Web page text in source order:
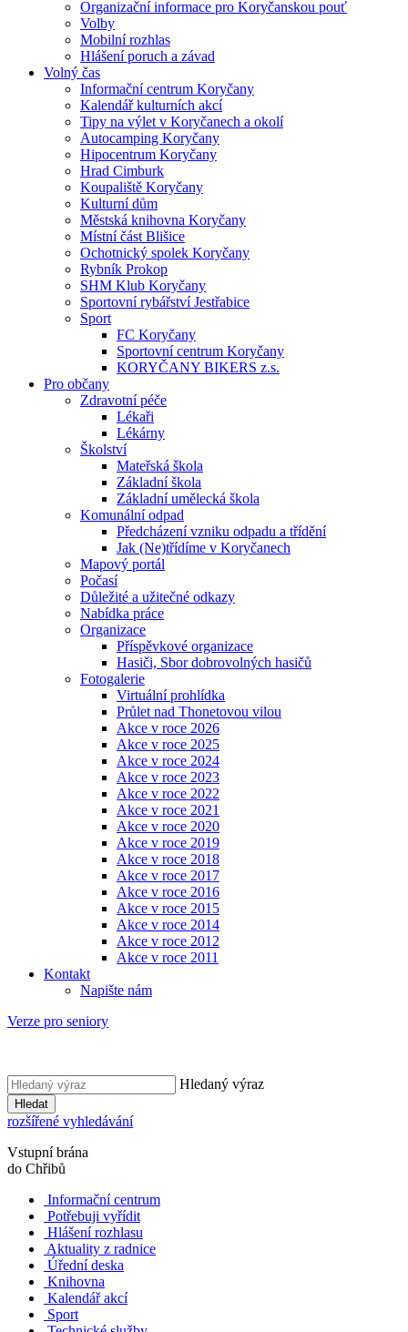
Organizační informace pro Koryčanskou pouť
Volby
Mobilní rozhlas
Hlášení poruch a závad
Volný čas
Informační centrum Koryčany
Kalendář kulturních akcí
Tipy na výlet v Koryčanech a okolí
Autocamping Koryčany
Hipocentrum Koryčany
Hrad Cimburk
Koupaliště Koryčany
Kulturní dům
Městská knihovna Koryčany
Místní část Blišice
Ochotnický spolek Koryčany
Rybník Prokop
SHM Klub Koryčany
Sportovní rybářství Jestřabice
Sport
FC Koryčany
Sportovní centrum Koryčany
KORYČANY BIKERS z.s.
Pro občany
Zdravotní péče
Lékaři
Lékárny
Školství
Mateřská škola
Základní škola
Základní umělecká škola
Komunální odpad
Předcházení vzniku odpadu a třídění
Jak (Ne)třídíme v Koryčanech
Mapový portál
Počasí
Důležité a užitečné odkazy
Nabídka práce
Organizace
Příspěvkové organizace
Hasiči, Sbor dobrovolných hasičů
Fotogalerie
Virtuální prohlídka
Průlet nad Thonetovou vilou
Akce v roce 2026
Akce v roce 2025
Akce v roce 2024
Akce v roce 2023
Akce v roce 2022
Akce v roce 2021
Akce v roce 2020
Akce v roce 2019
Akce v roce 2018
Akce v roce 2017
Akce v roce 2016
Akce v roce 2015
Akce v roce 2014
Akce v roce 2012
Akce v roce 2011
Kontakt
Napište nám
Verze pro seniory
Hledaný výraz
Hledat
rozšířené vyhledávání
Vstupní brána
do Chřibů
Informační centrum
Potřebuji vyřídit
Hlášení rozhlasu
Aktuality z radnice
Úřední deska
Knihovna
Kalendář akcí
Sport